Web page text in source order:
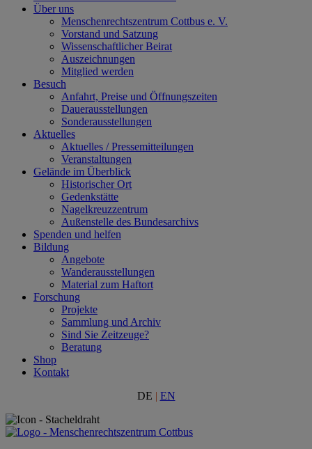
Über uns
Menschenrechtszentrum Cottbus e. V.
Vorstand und Satzung
Wissenschaftlicher Beirat
Auszeichnungen
Mitglied werden
Besuch
Anfahrt, Preise und Öffnungszeiten
Dauerausstellungen
Sonderausstellungen
Aktuelles
Aktuelles / Pressemitteilungen
Veranstaltungen
Gelände im Überblick
Historischer Ort
Gedenkstätte
Nagelkreuzzentrum
Außenstelle des Bundesarchivs
Spenden und helfen
Bildung
Angebote
Wanderausstellungen
Material zum Haftort
Forschung
Projekte
Sammlung und Archiv
Sind Sie Zeitzeuge?
Beratung
Shop
Kontakt
DE | EN